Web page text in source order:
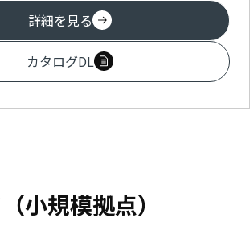
詳細を見る
カタログDL
小規模拠点）